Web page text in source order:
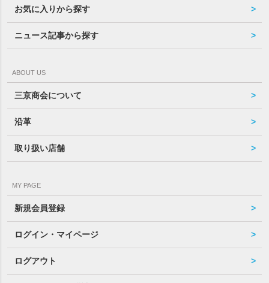
お気に入りから探す
ニュース記事から探す
ABOUT US
三京商会について
沿革
取り扱い店舗
MY PAGE
新規会員登録
ログイン・マイページ
ログアウト